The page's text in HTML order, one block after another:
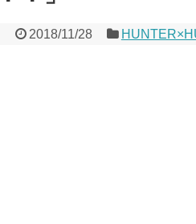
2018/11/28